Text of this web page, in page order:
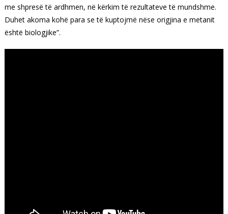
me shpresë të ardhmen, në kërkim të rezultateve të mundshme.
Duhet akoma kohë para se të kuptojmë nëse origjina e metanit
është biologjike”.